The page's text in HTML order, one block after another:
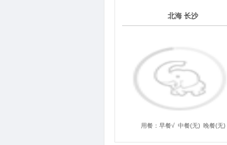
北海 长沙
用餐： 早餐√ 中餐(无) 晚餐(无)